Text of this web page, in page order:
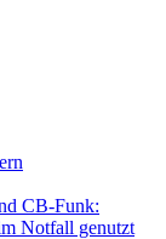
CB-Funk:
Notfall genutzt